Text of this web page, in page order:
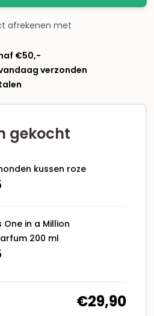
afrekenen met
€50,-
verzonden
gekocht
kussen roze
One in a Million
200 ml
€29,90